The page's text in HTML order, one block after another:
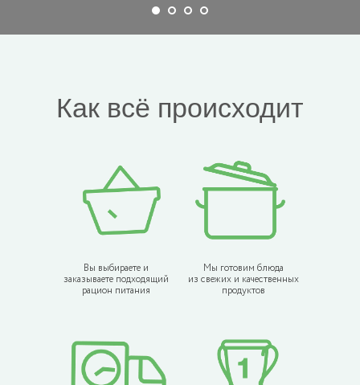
Вы выбираете и
заказываете подходящий
рацион питания
Мы готовим блюда
из свежих и качественных
продуктов
Как всё происходит